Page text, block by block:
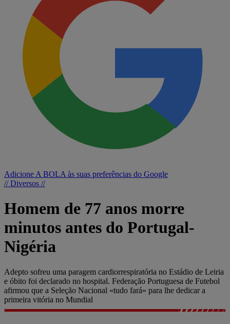
Adicione A BOLA às suas preferências do Google
// Diversos //
Homem de 77 anos morre
minutos antes do Portugal-
Nigéria
Adepto sofreu uma paragem cardiorrespiratória no Estádio de Leiria
e óbito foi declarado no hospital. Federação Portuguesa de Futebol
afirmou que a Seleção Nacional «tudo fará» para lhe dedicar a
primeira vitória no Mundial